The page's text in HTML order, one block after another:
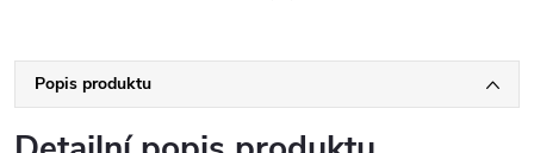
Popis produktu